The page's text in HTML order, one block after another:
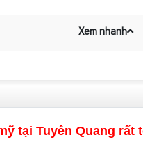
Xem nhanh
tại Tuyên Quang